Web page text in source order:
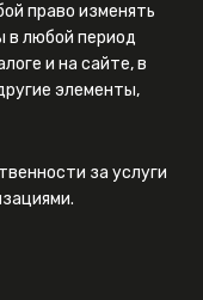
право изменять
в любой период
и на сайте, в
элементы,
за услуги